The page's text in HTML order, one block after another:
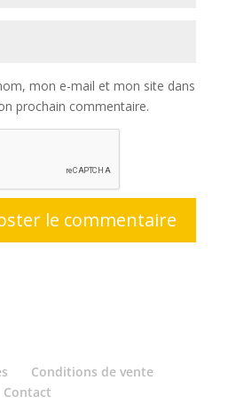
mon e-mail et mon site dans
prochain commentaire.
Conditions de vente
Contact